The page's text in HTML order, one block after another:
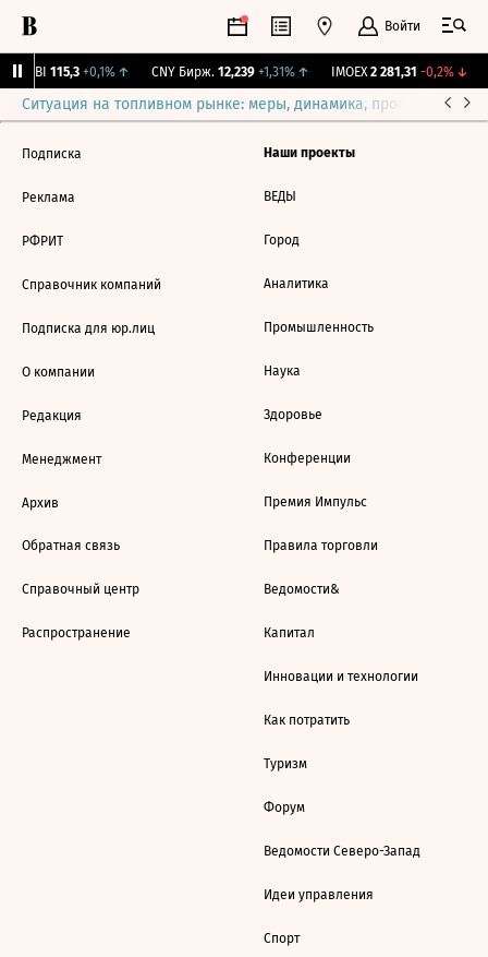
Войти
RGBI 115,3 +0,1%↑ CNY Бирж. 12,239 +1,31%↑ IMOEX 2 281,31 -0,2%↓
Ситуация на топливном рынке: меры, динамика, прогнозы
Подписка
Реклама
РФРИТ
Справочник компаний
Подписка для юр.лиц
О компании
Редакция
Менеджмент
Архив
Обратная связь
Справочный центр
Распространение
Наши проекты
ВЕДЫ
Город
Аналитика
Промышленность
Наука
Здоровье
Конференции
Премия Импульс
Правила торговли
Ведомости&
Капитал
Инновации и технологии
Как потратить
Туризм
Форум
Ведомости Северо-Запад
Идеи управления
Спорт